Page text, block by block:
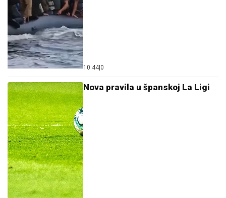
10:44|0
Nova pravila u španskoj La Ligi